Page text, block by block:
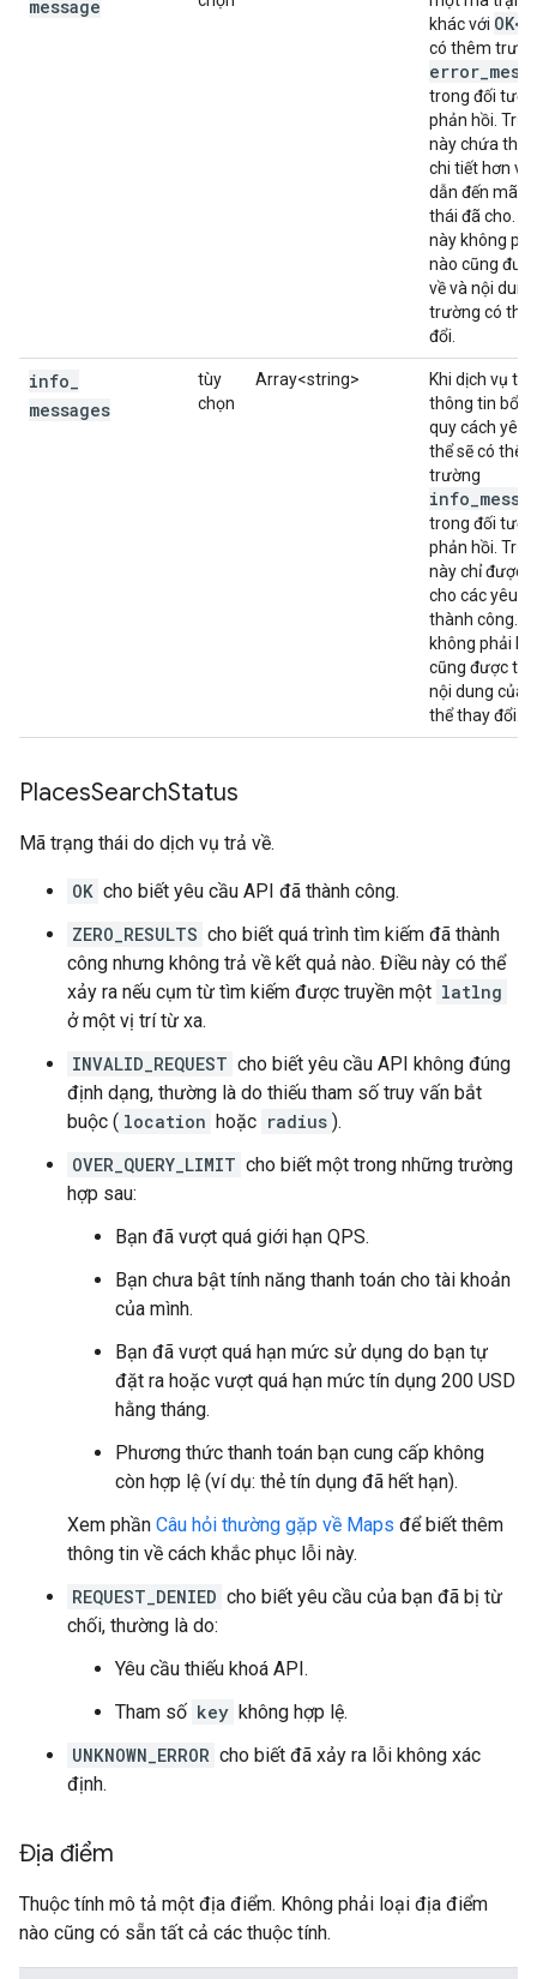
message
khác với OK<
có thêm
trong đối
phản hồi.
này chứa
chi tiết hơn về
dẫn đến mã
thái đã cho.
này không
nào cũng
về và nội
trường có thể
đổi.
info
messages
tùy
chọn
Array<string>
Khi dịch vụ trả
thông tin bổ
quy cách yêu
thể sẽ có
trường
trong đối
phản hồi.
này chỉ được
cho các yêu
thành công.
không phải
cũng được trả
nội dung của
thể thay đổi.
PlacesSearchStatus
Mã trạng thái do dịch vụ trả về.
OK cho biết yêu cầu API đã thành công.
ZERO_RESULTS cho biết quá trình tìm kiếm đã thành
công nhưng không trả về kết quả nào. Điều này có thể
xảy ra nếu cụm từ tìm kiếm được truyền một latlng
ở một vị trí từ xa.
INVALID_REQUEST cho biết yêu cầu API không đúng
định dạng, thường là do thiếu tham số truy vấn bắt
buộc ( location hoặc radius ).
OVER_QUERY_LIMIT cho biết một trong những trường
hợp sau:
Bạn đã vượt quá giới hạn QPS.
Bạn chưa bật tính năng thanh toán cho tài khoản
của mình.
Bạn đã vượt quá hạn mức sử dụng do bạn tự
đặt ra hoặc vượt quá hạn mức tín dụng 200 USD
hằng tháng.
Phương thức thanh toán bạn cung cấp không
còn hợp lệ (ví dụ: thẻ tín dụng đã hết hạn).
Xem phần Câu hỏi thường gặp về Maps để biết thêm
thông tin về cách khắc phục lỗi này.
REQUEST_DENIED cho biết yêu cầu của bạn đã bị từ
chối, thường là do:
Yêu cầu thiếu khoá API.
Tham số key không hợp lệ.
UNKNOWN_ERROR cho biết đã xảy ra lỗi không xác
định.
Địa điểm
Thuộc tính mô tả một địa điểm. Không phải loại địa điểm
nào cũng có sẵn tất cả các thuộc tính.